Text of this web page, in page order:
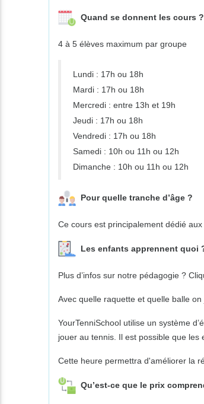
Quand se donnent les cours ?
4 à 5 élèves maximum par groupe
Lundi : 17h ou 18h
Mardi : 17h ou 18h
Mercredi : entre 13h et 19h
Jeudi : 17h ou 18h
Vendredi : 17h ou 18h
Samedi : 10h ou 11h ou 12h
Dimanche : 10h ou 11h ou 12h
Pour quelle tranche d’âge ?
Ce cours est principalement dédié
Les enfants apprennent quoi
Plus d’infos sur notre pédagogie ?
Avec quelle raquette et quelle balle
YourTenniSchool utilise un système
jouer au tennis. Il est possible que
Cette heure permettra d'améliorer la
Qu’est-ce que le prix